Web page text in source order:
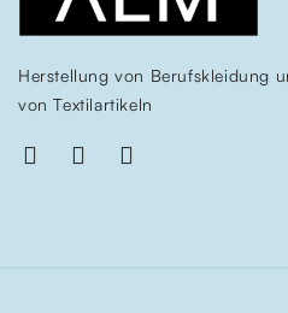
Herstellung von Berufskleidung
von Textilartikeln